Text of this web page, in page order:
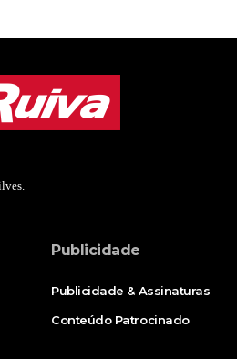
Publicidade
Publicidade & Assinaturas
Conteúdo Patrocinado